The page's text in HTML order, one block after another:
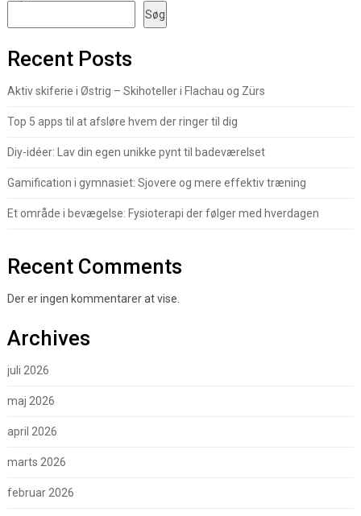
Søg
Recent Posts
Aktiv skiferie i Østrig – Skihoteller i Flachau og Zürs
Top 5 apps til at afsløre hvem der ringer til dig
Diy-idéer: Lav din egen unikke pynt til badeværelset
Gamification i gymnasiet: Sjovere og mere effektiv træning
Et område i bevægelse: Fysioterapi der følger med hverdagen
Recent Comments
Der er ingen kommentarer at vise.
Archives
juli 2026
maj 2026
april 2026
marts 2026
februar 2026